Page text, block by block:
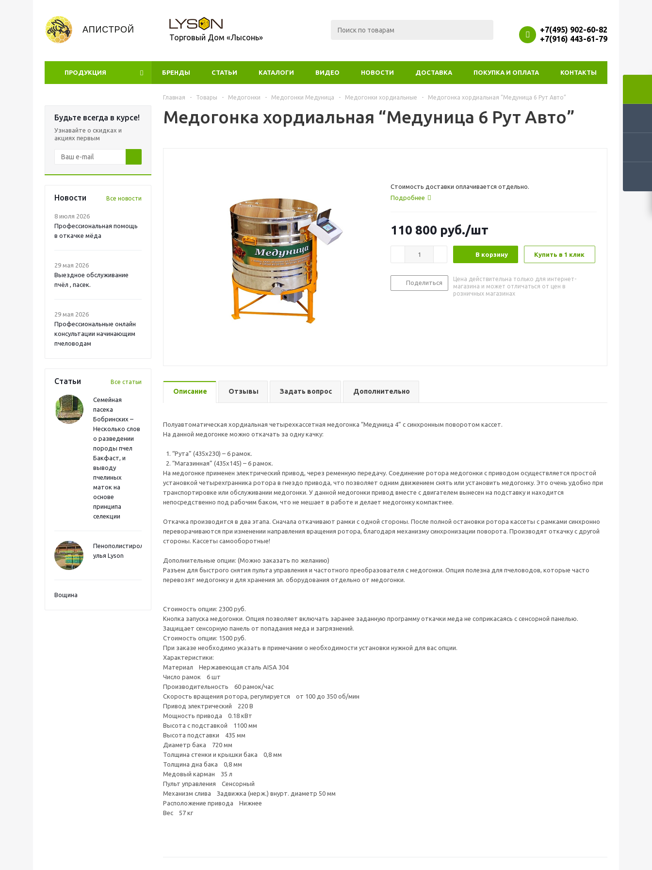
Торговый Дом «Лысонь»
+7(495) 902-60-82
+7(916) 443-61-79
ПРОДУКЦИЯ УЦЕНКА
БРЕНДЫ СТАТЬИ КАТАЛОГИ ВИДЕО НОВОСТИ ДОСТАВКА ПОКУПКА И ОПЛАТА КОНТАКТЫ
Будьте всегда в курсе!
Узнавайте о скидках и
акциях первым
Новости Все новости
8 июля 2026
Профессиональная помощь
в откачке мёда
29 мая 2026
Выездное обслуживание
пчёл , пасек.
29 мая 2026
Профессиональные онлайн
консультации начинающим
пчеловодам
Статьи Все статьи
Семейная
пасека
Бобринских –
Несколько слов
о разведении
породы пчел
Бакфаст, и
выводу
пчелиных
маток на
основе
принципа
селекции
Пенополистиролные
улья Lyson
Вощина
Главная - Товары - Медогонки - Медогонки Медуница - Медогонки хордиальные - Медогонка хордиальная “Медуница 6 Рут Авто”
Медогонка хордиальная “Медуница 6 Рут Авто”
Стоимость доставки оплачивается отдельно.
Подробнее
110 800 руб./шт
В корзину Купить в 1 клик
Поделиться
Цена действительна только для интернет-
магазина и может отличаться от цен в
розничных магазинах
Описание Отзывы Задать вопрос Дополнительно
Полуавтоматическая хордиальная четырехкассетная медогонка “Медуница 4” с синхронным поворотом кассет.
На данной медогонке можно откачать за одну качку:
1. “Рута” (435х230) – 6 рамок.
2. “Магазинная” (435х145) – 6 рамок.
На медогонке применен электрический привод, через ременную передачу. Соединение ротора медогонки с приводом осуществляется простой
установкой четырехгранника ротора в гнездо привода, что позволяет одним движением снять или установить медогонку. Это очень удобно при
транспортировке или обслуживании медогонки. У данной медогонки привод вместе с двигателем вынесен на подставку и находится
непосредственно под рабочим баком, что не мешает в работе и делает медогонку компактнее.
Откачка производится в два этапа. Сначала откачивают рамки с одной стороны. После полной остановки ротора кассеты с рамками синхронно
переворачиваются при изменении направления вращения ротора, благодаря механизму синхронизации поворота. Производят откачку с другой
стороны. Кассеты самооборотные!
Дополнительные опции: (Можно заказать по желанию)
Разъем для быстрого снятия пульта управления и частотного преобразователя с медогонки. Опция полезна для пчеловодов, которые часто
перевозят медогонку и для хранения эл. оборудования отдельно от медогонки.
Стоимость опции: 2300 руб.
Кнопка запуска медогонки. Опция позволяет включать заранее заданную программу откачки меда не соприкасаясь с сенсорной панелью.
Защищает сенсорную панель от попадания меда и загрязнений.
Стоимость опции: 1500 руб.
При заказе необходимо указать в примечании о необходимости установки нужной для вас опции.
Характеристики:
Материал Нержавеющая сталь AISA 304
Число рамок 6 шт
Производительность 60 рамок/час
Скорость вращения ротора, регулируется от 100 до 350 об/мин
Привод электрический 220 В
Мощность привода 0.18 кВт
Высота с подставкой 1100 мм
Высота подставки 435 мм
Диаметр бака 720 мм
Толщина стенки и крышки бака 0,8 мм
Толщина дна бака 0,8 мм
Медовый карман 35 л
Пульт управления Сенсорный
Механизм слива Задвижка (нерж.) внурт. диаметр 50 мм
Расположение привода Нижнее
Вес 57 кг